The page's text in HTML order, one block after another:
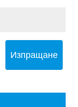
Изпращане